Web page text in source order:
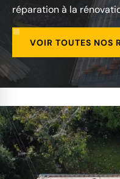
réparation à la
VOIR TOUTES NOS